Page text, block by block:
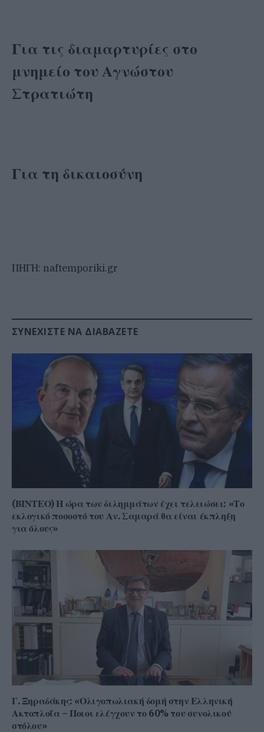
Για τις διαμαρτυρίες στο
μνημείο του Αγνώστου
Στρατιώτη
Για τη δικαιοσύνη
ΠΗΓΗ: naftemporiki.gr
ΣΥΝΕΧΊΣΤΕ ΝΑ ΔΙΑΒΆΖΕΤΕ
(ΒΙΝΤΕΟ) Η ώρα των διλημμάτων έχει τελειώσει: «Το
εκλογικό ποσοστό του Αν. Σαμαρά θα είναι έκπληξη
για όλους»
Γ. Ξηραδάκης: «Ολιγοπωλιακή δομή στην Ελληνική
Ακτοπλοΐα – Ποιοι ελέγχουν το 60% του συνολικού
στόλου»